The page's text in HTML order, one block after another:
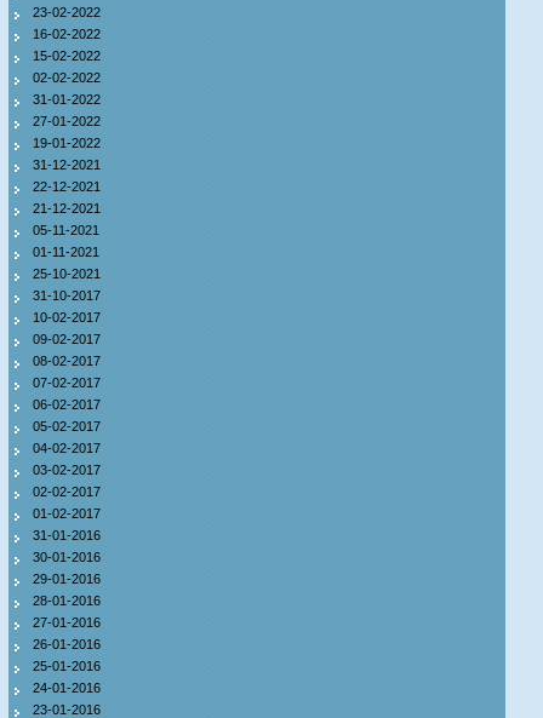
23-02-2022
16-02-2022
15-02-2022
02-02-2022
31-01-2022
27-01-2022
19-01-2022
31-12-2021
22-12-2021
21-12-2021
05-11-2021
01-11-2021
25-10-2021
31-10-2017
10-02-2017
09-02-2017
08-02-2017
07-02-2017
06-02-2017
05-02-2017
04-02-2017
03-02-2017
02-02-2017
01-02-2017
31-01-2016
30-01-2016
29-01-2016
28-01-2016
27-01-2016
26-01-2016
25-01-2016
24-01-2016
23-01-2016